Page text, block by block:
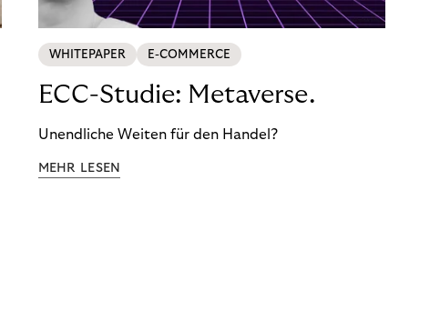
WHITEPAPER E-COMMERCE
ECC-Studie: Metaverse.
Unendliche Weiten für den Handel?
MEHR LESEN